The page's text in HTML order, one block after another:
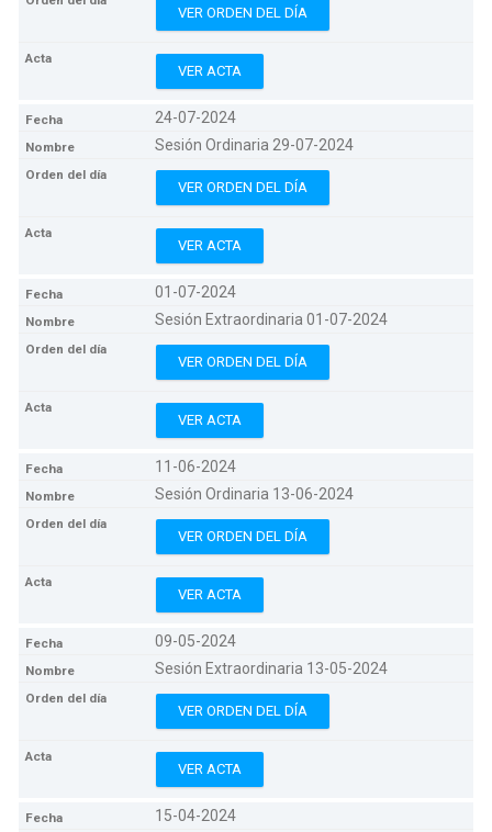
VER ORDEN DEL DÍA
VER ACTA
24-07-2024
Sesión Ordinaria 29-07-2024
VER ORDEN DEL DÍA
VER ACTA
01-07-2024
Sesión Extraordinaria 01-07-2024
VER ORDEN DEL DÍA
VER ACTA
11-06-2024
Sesión Ordinaria 13-06-2024
VER ORDEN DEL DÍA
VER ACTA
09-05-2024
Sesión Extraordinaria 13-05-2024
VER ORDEN DEL DÍA
VER ACTA
15-04-2024